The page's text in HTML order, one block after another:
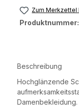
Zum Merkzettel
Produktnummer:
Beschreibung
Hochglänzende